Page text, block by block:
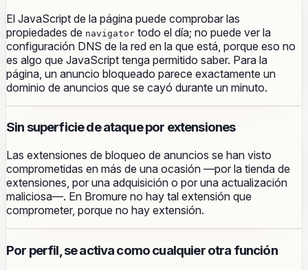
El JavaScript de la página puede comprobar las
propiedades de navigator todo el día; no puede ver la
configuración DNS de la red en la que está, porque eso no
es algo que JavaScript tenga permitido saber. Para la
página, un anuncio bloqueado parece exactamente un
dominio de anuncios que se cayó durante un minuto.
Sin superficie de ataque por extensiones
Las extensiones de bloqueo de anuncios se han visto
comprometidas en más de una ocasión —por la tienda de
extensiones, por una adquisición o por una actualización
maliciosa—. En Bromure no hay tal extensión que
comprometer, porque no hay extensión.
Por perfil, se activa como cualquier otra función